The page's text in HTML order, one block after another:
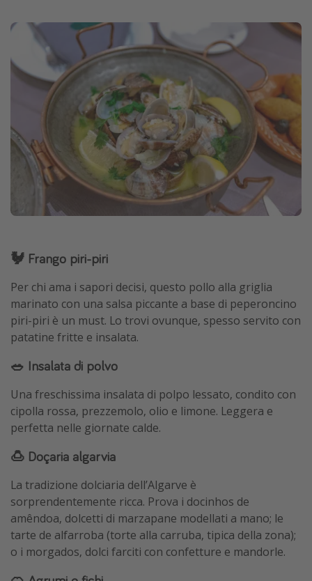
🐓 Frango piri-piri
Per chi ama i sapori decisi, questo pollo alla griglia
marinato con una salsa piccante a base di peperoncino
piri-piri è un must. Lo trovi ovunque, spesso servito con
patatine fritte e insalata.
🥗 Insalata di polvo
Una freschissima insalata di polpo lessato, condito con
cipolla rossa, prezzemolo, olio e limone. Leggera e
perfetta nelle giornate calde.
🍮 Doçaria algarvia
La tradizione dolciaria dell’Algarve è
sorprendentemente ricca. Prova i docinhos de
amêndoa, dolcetti di marzapane modellati a mano; le
tarte de alfarroba (torte alla carruba, tipica della zona);
o i morgados, dolci farciti con confetture e mandorle.